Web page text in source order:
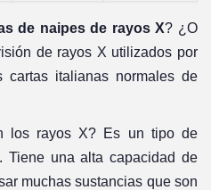
de naipes de rayos X? ¿O
de rayos X utilizados por
cartas italianas normales de
los rayos X? Es un tipo de
Tiene una alta capacidad de
muchas sustancias que son